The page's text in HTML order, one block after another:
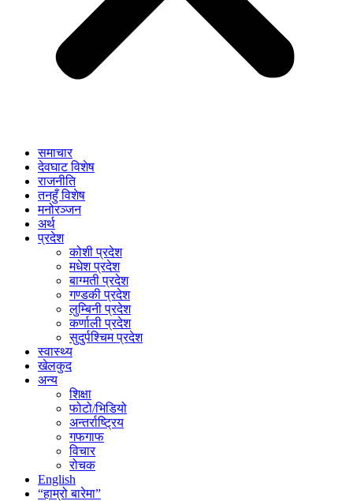
समाचार
देवघाट विशेष
राजनीति
तनहुँ विशेष
मनोरञ्जन
अर्थ
प्रदेश
कोशी प्रदेश
मधेश प्रदेश
बाग्मती प्रदेश
गण्डकी प्रदेश
लुम्बिनी प्रदेश
कर्णाली प्रदेश
सुदुर्पश्चिम प्रदेश
स्वास्थ्य
खेलकुद
अन्य
शिक्षा
फोटो/भिडियो
अन्तर्राष्ट्रिय
गफगाफ
विचार
रोचक
English
“हाम्रो बारेमा”